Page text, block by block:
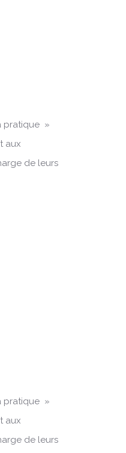
pratique »
aux
de leurs
pratique »
aux
de leurs